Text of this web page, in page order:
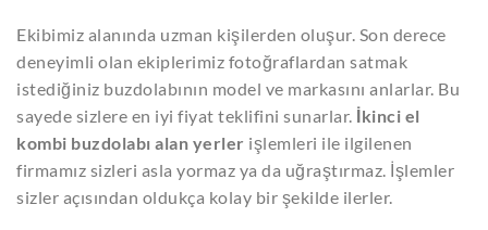
Ekibimiz alanında uzman kişilerden oluşur. Son derece
deneyimli olan ekiplerimiz fotoğraflardan satmak
istediğiniz buzdolabının model ve markasını anlarlar. Bu
sayede sizlere en iyi fiyat teklifini sunarlar. İkinci el
kombi buzdolabı alan yerler işlemleri ile ilgilenen
firmamız sizleri asla yormaz ya da uğraştırmaz. İşlemler
sizler açısından oldukça kolay bir şekilde ilerler.